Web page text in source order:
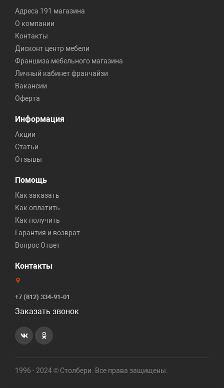
Адреса 191 магазина
О компании
Контакты
Дисконт центр мебели
Франшиза мебельного магазина
Личный кабинет франчайзи
Вакансии
Оферта
Информация
Акции
Статьи
Отзывы
Помощь
Как заказать
Как оплатить
Как получить
Гарантия и возврат
Вопрос Ответ
Контакты
+7 (812) 334-91-01
Заказать звонок
1996 - 2024 © Столбери. Все права защищены.